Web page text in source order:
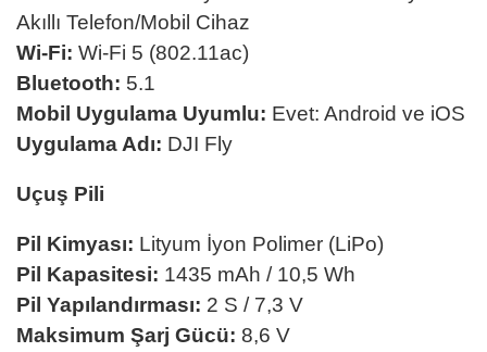
Akıllı Telefon/Mobil Cihaz
Wi-Fi: Wi-Fi 5 (802.11ac)
Bluetooth: 5.1
Mobil Uygulama Uyumlu: Evet: Android ve iOS
Uygulama Adı: DJI Fly
Uçuş Pili
Pil Kimyası: Lityum İyon Polimer (LiPo)
Pil Kapasitesi: 1435 mAh / 10,5 Wh
Pil Yapılandırması: 2 S / 7,3 V
Maksimum Şarj Gücü: 8,6 V